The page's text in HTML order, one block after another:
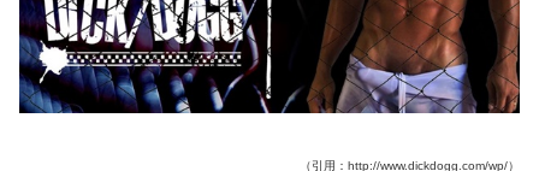
（引用：http://www.dickdogg.com/wp/）